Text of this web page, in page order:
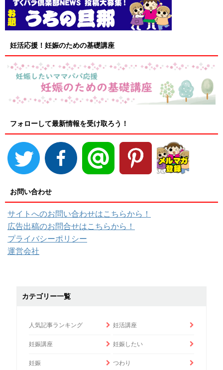
妊活応援！妊娠のための基礎講座
フォローして最新情報を受け取ろう！
お問い合わせ
サイトへのお問い合わせはこちらから！
広告出稿のお問合せはこちらから！
プライバシーポリシー
運営会社
カテゴリー一覧
人気記事ランキング 妊活講座
妊娠講座 妊娠したい
妊娠 つわり